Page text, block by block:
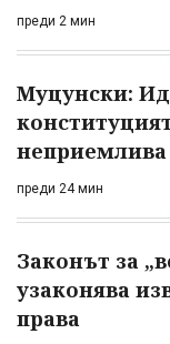
преди 2 мин
Муцунски:
неприемлива
преди 24 мин
Законът за
узаконява
права